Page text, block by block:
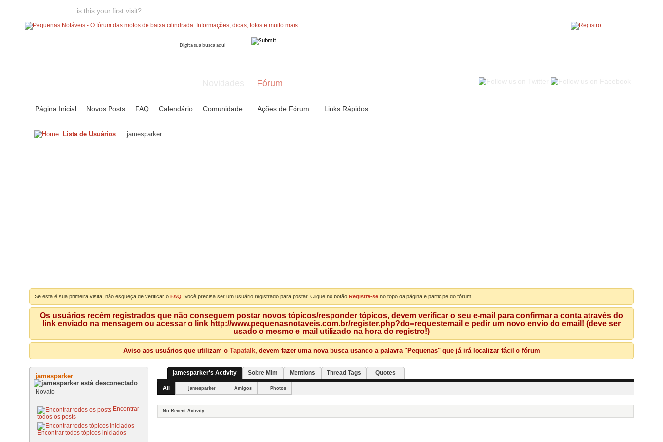
is this your first visit?
Fórum
Página Inicial Novos Posts FAQ Calendário Comunidade Ações de Fórum Links Rápidos
Lista de Usuários jamesparker
Se esta é sua primeira visita, não esqueça de verificar o FAQ . Você precisa ser um usuário registrado para postar. Clique no botão Registre-se no topo da página e participe do fórum.
Os usuários recém registrados que não conseguem postar novos tópicos/responder tópicos, devem verificar o seu e-mail para confirmar a conta através do
link enviado na mensagem ou acessar o link http://www.pequenasnotaveis.com.br/register.php?do=requestemail e pedir um novo envio do email! (deve ser
usado o mesmo e-mail utilizado na hora do registro!)
Aviso aos usuários que utilizam o Tapatalk, devem fazer uma nova busca usando a palavra "Pequenas" que já irá localizar fácil o fórum
jamesparker
Novato
Encontrar
todos os posts
Encontrar todos tópicos iniciados
jamesparker's Activity Sobre Mim Mentions Thread Tags Quotes
All jamesparker Amigos Photos
No Recent Activity